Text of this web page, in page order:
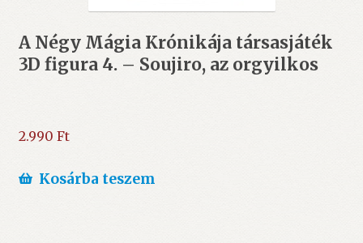
A Négy Mágia Krónikája társasjáték
3D figura 4. – Soujiro, az orgyilkos
2.990 Ft
Kosárba teszem